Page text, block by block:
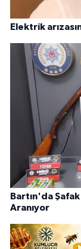
Elektrik
Bartın'da
Aranıyor